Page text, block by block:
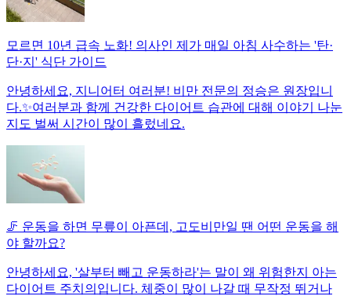
모르면 10년 급속 노화! 의사인 제가 매일 아침 사수하는 '탄·
단·지' 식단 가이드
안녕하세요, 지니어터 여러분! 비만 전문의 정승은 원장입니
다.✨여러분과 함께 건강한 다이어트 습관에 대해 이야기 나눈
지도 벌써 시간이 많이 흘렀네요.
🦵 운동을 하면 무릎이 아픈데, 고도비만일 땐 어떤 운동을 해
야 할까요?
안녕하세요, '살부터 빼고 운동하라'는 말이 왜 위험한지 아는
다이어트 주치의입니다. 체중이 많이 나갈 때 무작정 뛰거나